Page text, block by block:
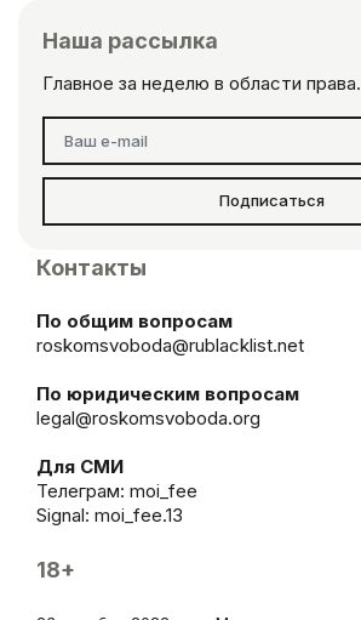
Наша рассылка
Главное за неделю в области права.
Подписаться
Контакты
По общим вопросам
roskomsvoboda@rublacklist.net
По юридическим вопросам
legal@roskomsvoboda.org
Для СМИ
Телеграм: moi_fee
Signal: moi_fee.13
18+